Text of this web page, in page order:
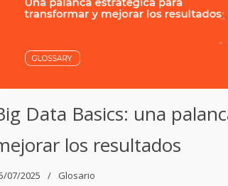
Data Basics: una
los resultados
07/2025
Glosario